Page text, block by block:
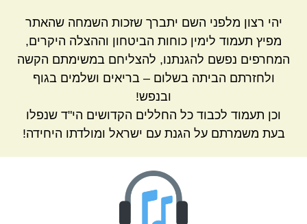
יהי רצון מלפני השם יתברך שזכות השמחה שהאתר
מפיץ תעמוד לימין כוחות הביטחון וההצלה היקרים,
המחרפים נפשם להגנתנו, להצליחם במשימתם הקשה
ולחזרתם הביתה בשלום – בריאים ושלמים בגוף
ובנפש!
וכן תעמוד לכבוד כל החללים הקדושים הי"ד שנפלו
בעת משמרתם על הגנת עם ישראל ומולדתו היחידה!